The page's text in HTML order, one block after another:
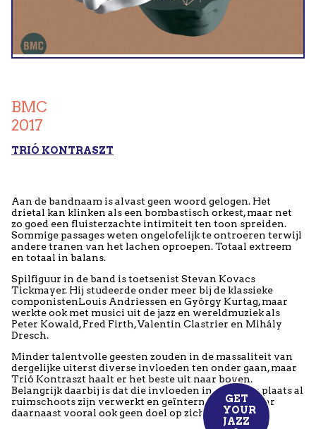
BMC
2017
TRIÓ KONTRASZT
Aan de bandnaam is alvast geen woord gelogen. Het
drietal kan klinken als een bombastisch orkest, maar net
zo goed een fluisterzachte intimiteit ten toon spreiden.
Sommige passages weten ongelofelijk te ontroeren terwijl
andere tranen van het lachen oproepen. Totaal extreem
en totaal in balans.
Spilfiguur in de band is toetsenist Stevan Kovacs
Tickmayer. Hij studeerde onder meer bij de klassieke
componistenLouis Andriessen en Gyôrgy Kurtag, maar
werkte ook met musici uit de jazz en wereldmuziek als
Peter Kowald, Fred Firth, Valentin Clastrier en Mihály
Dresch.
Minder talentvolle geesten zouden in de massaliteit van
dergelijke uiterst diverse invloeden ten onder gaan, maar
Trió Kontraszt haalt er het beste uit naar boven.
Belangrijk daarbij is dat die invloeden in de eerste plaats al
ruimschoots zijn verwerkt en geïnternaliseerd, maar
daarnaast vooral ook geen doel op zich.
GET
YOUR
JAZZ